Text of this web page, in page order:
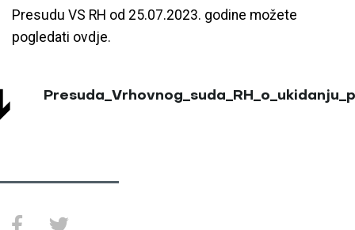
Presudu VS RH od 25.07.2023. godine možete
pogledati ovdje.